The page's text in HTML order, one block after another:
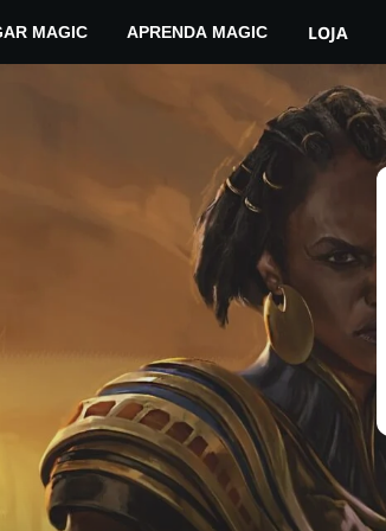
MAGIC APRENDA MAGIC LOJA